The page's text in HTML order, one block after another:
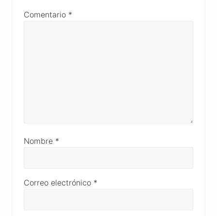
Comentario *
Nombre *
Correo electrónico *